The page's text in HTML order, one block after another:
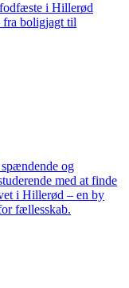
i Hillerød
fra boligjagt til
og
med at finde
i Hillerød – en by
fællesskab.